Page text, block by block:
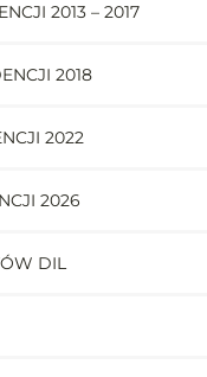
2013 – 2017
2018
2022
2026
DIL